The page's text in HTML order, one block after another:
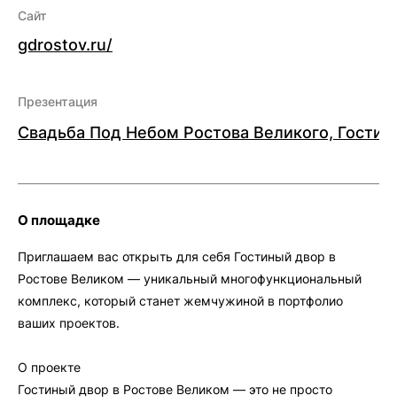
Сайт
gdrostov.ru/
Презентация
Свадьба Под Небом Ростова Великого,
О площадке
Приглашаем вас открыть для себя Гостиный двор в
Ростове Великом — уникальный многофункциональный
комплекс, который станет жемчужиной в портфолио
ваших проектов.
О проекте
Гостиный двор в Ростове Великом — это не просто